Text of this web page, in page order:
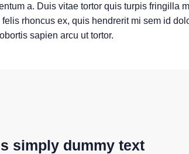
a. Duis vitae tortor quis turpis fringilla
rhoncus ex, quis hendrerit mi sem id
sapien arcu ut tortor.
simply dummy text